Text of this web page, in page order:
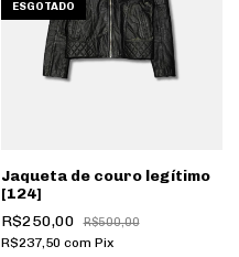
ESGOTADO
Jaqueta de couro legítimo
[124]
R$250,00
R$500,00
R$237,50 com Pix